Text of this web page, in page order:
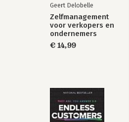
Verkopen
Geert Delobelle
Zelfmanagement
voor verkopers en
ondernemers
€ 14,99